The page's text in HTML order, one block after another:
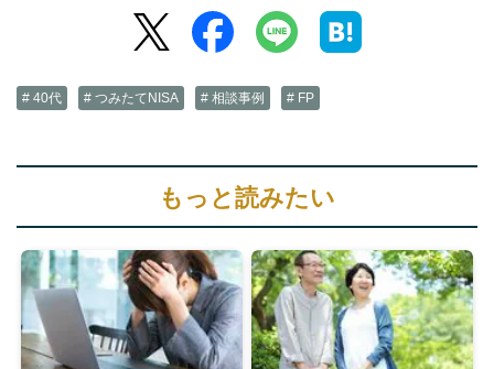
# 40代 # つみたてNISA # 相談事例 # FP
もっと読みたい